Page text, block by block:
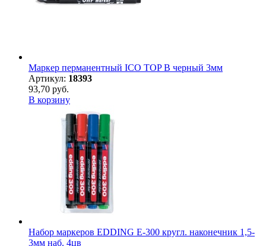
Маркер перманентный ICO TOP B черный 3мм
Артикул: 18393
93,70 руб.
В корзину
Набор маркеров EDDING E-300 кругл. наконечник 1,5-
3мм наб. 4цв